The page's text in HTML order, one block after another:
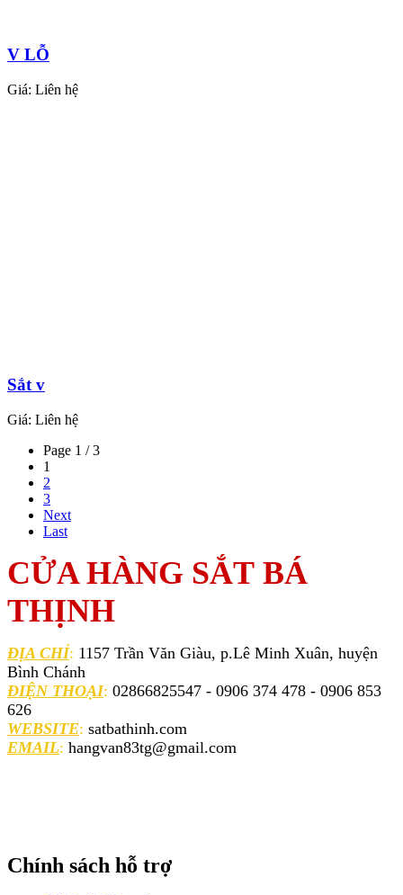
V LỖ
Giá: Liên hệ
Sắt v
Giá: Liên hệ
Page 1 / 3
1
2
3
Next
Last
CỬA HÀNG SẮT BÁ
THỊNH
ĐỊA CHỈ: 1157 Trần Văn Giàu, p.Lê Minh Xuân, huyện
Bình Chánh
ĐIỆN THOẠI: 02866825547 - 0906 374 478 - 0906 853
626
WEBSITE: satbathinh.com
EMAIL: hangvan83tg@gmail.com
Chính sách hỗ trợ